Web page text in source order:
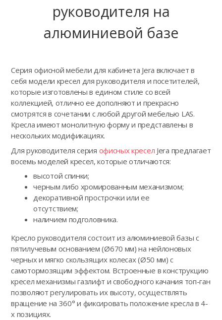
руководителя на
алюминиевой базе
Серия офисной мебели для кабинета Jera включает в
себя модели кресел для руководителя и посетителей,
которые изготовлены в едином стиле со всей
коллекцией, отлично ее дополняют и прекрасно
смотрятся в сочетании с любой другой мебелью LAS.
Кресла имеют монолитную форму и представлены в
нескольких модификациях.
Для руководителя серия офисных кресел Jera предлагает
восемь моделей кресел, которые отличаются:
высотой спинки;
черным либо хромированным механизмом;
декоративной прострочки или ее
отсутствием;
наличием подголовника.
Кресло руководителя состоит из алюминиевой базы с
пятилучевым основанием (Ø670 мм) на нейлоновых
черных и мягко скользящих колесах (Ø50 мм) с
самотормозящим эффектом. Встроенные в конструкцию
кресел механизмы газлифт и свободного качания топ-ган
позволяют регулировать их высоту, осуществлять
вращение на 360° и фиксировать положение кресла в 4-
х позициях.